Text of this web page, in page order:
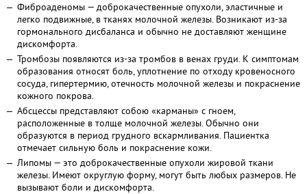
Фиброаденомы — доброкачественные опухоли, эластичные и
легко подвижные, в тканях молочной железы. Возникают из-за
гормонального дисбаланса и обычно не доставляют женщине
дискомфорта.
Тромбозы появляются из-за тромбов в венах груди. К симптомам
образования относят боль, уплотнение по отходу кровеносного
сосуда, гипертермию, отечность молочной железы и покраснение
кожного покрова.
Абсцессы представляют собою «карманы» с гноем,
расположенные в толще молочной железы. Обычно они
образуются в период грудного вскармливания. Пациентка
отмечает сильную боль и покраснение кожи.
Липомы — это доброкачественные опухоли жировой ткани
железы. Имеют округлую форму, могут быть любых размеров. Не
вызывают боли и дискомфорта.